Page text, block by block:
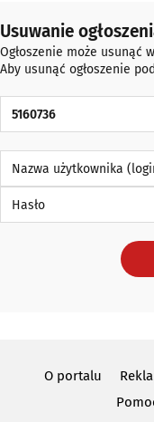
Usuwanie
Ogłoszenie może usunąć
Aby usunąć ogłoszenie
O portalu